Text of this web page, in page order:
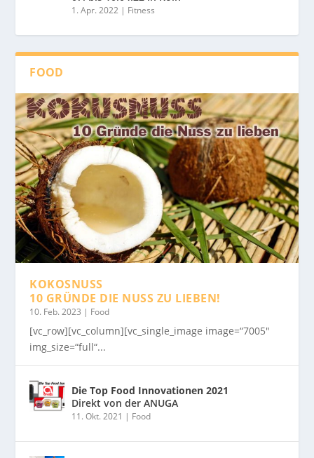
1. Apr. 2022 | Fitness
FOOD
KOKOSNUSS
10 GRÜNDE DIE NUSS ZU LIEBEN!
10. Feb. 2023 | Food
[vc_row][vc_column][vc_single_image image=“7005″
img_size=“full“...
Die Top Food Innovationen 2021
Direkt von der ANUGA
11. Okt. 2021 | Food